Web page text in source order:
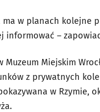
ma w planach kolejne
informować –
Muzeum Miejskim
z prywatnych
w Rzymie,